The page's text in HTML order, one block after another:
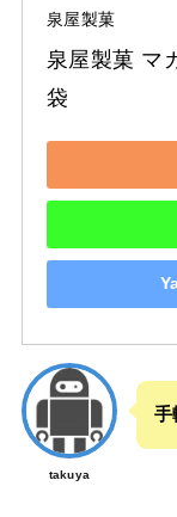
泉屋製菓
泉屋製菓 マ
袋
takuya
手